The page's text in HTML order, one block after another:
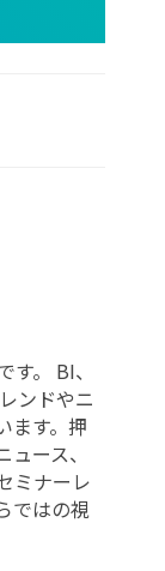
。 BI、
ンドやニ
ます。押
ース、
ミナーレ
ではの視